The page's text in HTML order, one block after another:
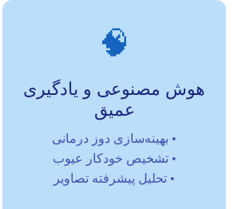
🧠
هوش مصنوعی و یادگیری
عمیق
• بهینه‌سازی دوز درمانی
• تشخیص خودکار عیوب
• تحلیل پیشرفته تصاویر